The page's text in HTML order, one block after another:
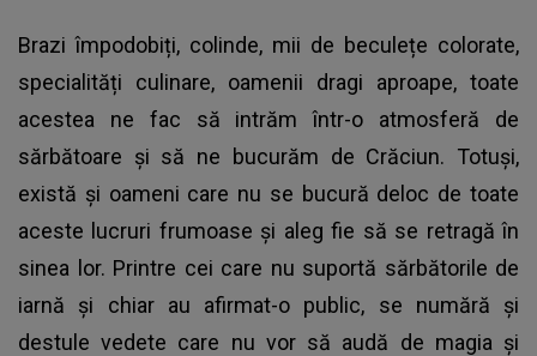
Brazi împodobiți, colinde, mii de beculețe colorate,
specialități culinare, oamenii dragi aproape, toate
acestea ne fac să intrăm într-o atmosferă de
sărbătoare și să ne bucurăm de Crăciun. Totuși,
există și oameni care nu se bucură deloc de toate
aceste lucruri frumoase și aleg fie să se retragă în
sinea lor. Printre cei care nu suportă sărbătorile de
iarnă și chiar au afirmat-o public, se numără și
destule vedete care nu vor să audă de magia și